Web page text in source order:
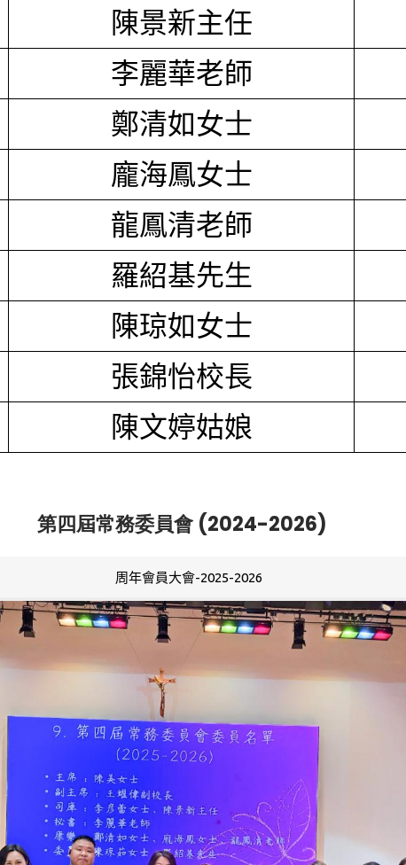
陳景新主任
李麗華老師
鄭清如女士
龐海鳳女士
龍鳳清老師
羅紹基先生
陳琼如女士
張錦怡校長
陳文婷姑娘
第四屆常務委員會 (2024-2026)
周年會員大會-2025-2026